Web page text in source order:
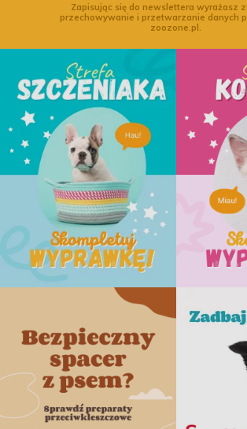
Zapisując się do newslettera wyrażasz
przechowywanie i przetwarzanie danych
zoozone.pl.